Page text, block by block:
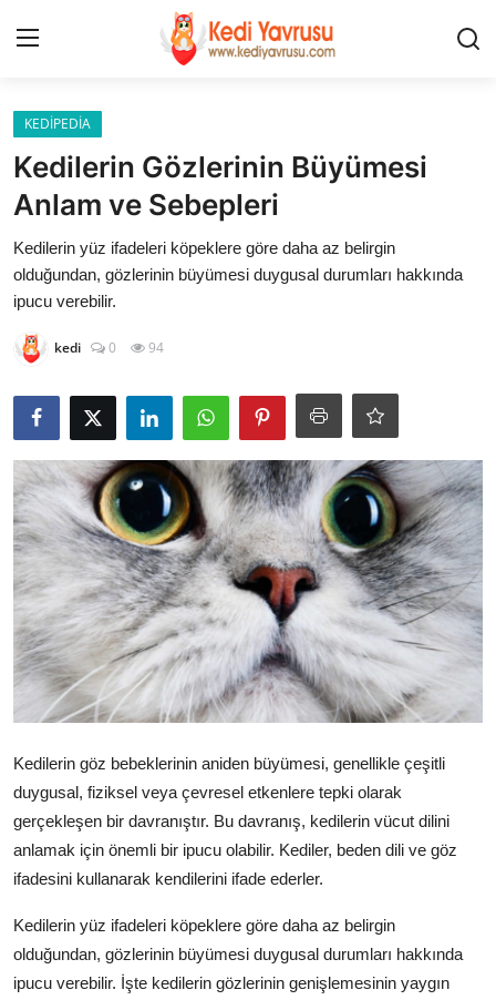
Giriş
HAKKIMIZDA
REKLAM
KEDİ CİNSLERİ
KEDİPEDİA
KEDİ BAKIMI
KEDİ DÜNYASI
KEDİ MAMASI
VETERİNERLER
KEDİPEDİA
Kedilerin Gözlerinin Büyümesi
Anlam ve Sebepleri
Kedilerin yüz ifadeleri köpeklere göre daha az belirgin
olduğundan, gözlerinin büyümesi duygusal durumları hakkında
ipucu verebilir.
kedi 0 94
Kedilerin göz bebeklerinin aniden büyümesi, genellikle çeşitli
duygusal, fiziksel veya çevresel etkenlere tepki olarak
gerçekleşen bir davranıştır. Bu davranış, kedilerin vücut dilini
anlamak için önemli bir ipucu olabilir. Kediler, beden dili ve göz
ifadesini kullanarak kendilerini ifade ederler.
Kedilerin yüz ifadeleri köpeklere göre daha az belirgin
olduğundan, gözlerinin büyümesi duygusal durumları hakkında
ipucu verebilir. İşte kedilerin gözlerinin genişlemesinin yaygın